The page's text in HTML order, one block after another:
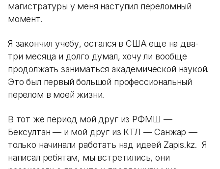
магистратуры у меня наступил переломный
момент.
Я закончил учебу, остался в США еще на два-
три месяца и долго думал, хочу ли вообще
продолжать заниматься академической наукой.
Это был первый большой профессиональный
перелом в моей жизни.
В тот же период мой друг из РФМШ —
Бексултан — и мой друг из КТЛ — Санжар —
только начинали работать над идеей Zapis.kz. Я
написал ребятам, мы встретились, они